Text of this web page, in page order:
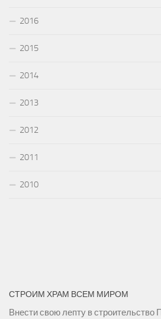
2016
2015
2014
2013
2012
2011
2010
СТРОИМ ХРАМ ВСЕМ МИРОМ
Внести свою лепту в строительство